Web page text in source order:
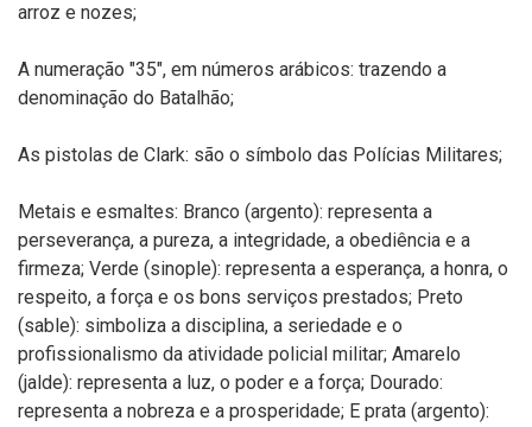
arroz e nozes;
A numeração "35", em números arábicos: trazendo a
denominação do Batalhão;
As pistolas de Clark: são o símbolo das Polícias Militares;
Metais e esmaltes: Branco (argento): representa a
perseverança, a pureza, a integridade, a obediência e a
firmeza; Verde (sinople): representa a esperança, a honra, o
respeito, a força e os bons serviços prestados; Preto
(sable): simboliza a disciplina, a seriedade e o
profissionalismo da atividade policial militar; Amarelo
(jalde): representa a luz, o poder e a força; Dourado:
representa a nobreza e a prosperidade; E prata (argento):